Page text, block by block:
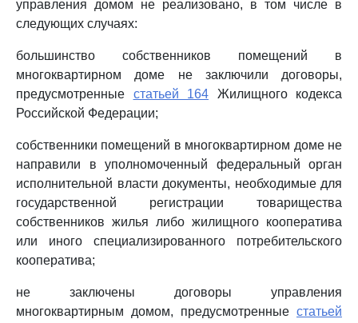
управления домом не реализовано, в том числе в
следующих случаях:
большинство собственников помещений в
многоквартирном доме не заключили договоры,
предусмотренные статьей 164 Жилищного кодекса
Российской Федерации;
собственники помещений в многоквартирном доме не
направили в уполномоченный федеральный орган
исполнительной власти документы, необходимые для
государственной регистрации товарищества
собственников жилья либо жилищного кооператива
или иного специализированного потребительского
кооператива;
не заключены договоры управления
многоквартирным домом, предусмотренные статьей